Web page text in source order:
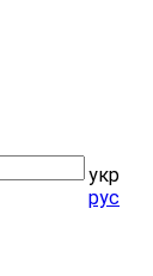
укр
рус